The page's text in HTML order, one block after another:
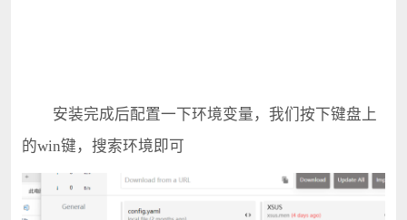
安装完成后配置一下环境变量，我们按下键盘上
的win键，搜索环境即可